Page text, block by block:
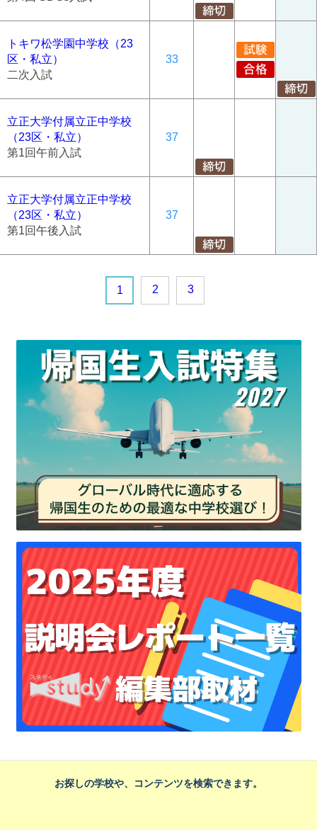
トキワ松学園中学校（23
区・私立）
二次入試
33
立正大学付属立正中学校
（23区・私立）
第1回午前入試
37
立正大学付属立正中学校
（23区・私立）
第1回午後入試
37
1 2 3
お探しの学校や、コンテンツを検索できます。